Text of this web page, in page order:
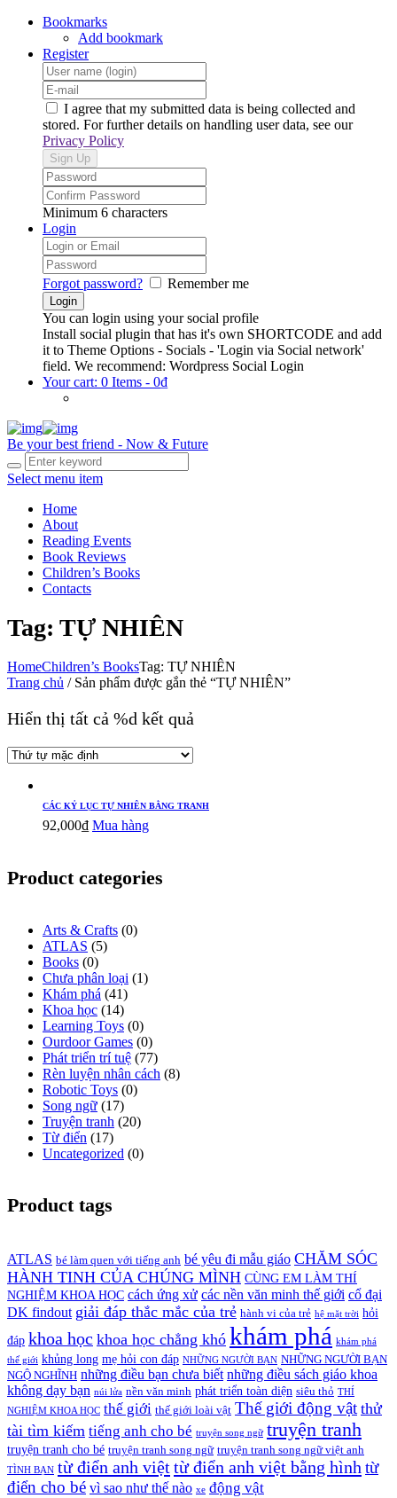
Bookmarks
Add bookmark
Register
I agree that my submitted data is being collected and
stored. For further details on handling user data, see our
Privacy Policy
Minimum 6 characters
Login
Forgot password? Remember me
You can login using your social profile
Install social plugin that has it's own SHORTCODE and add
it to Theme Options - Socials - 'Login via Social network'
field. We recommend: Wordpress Social Login
Your cart: 0 Items - 0₫
Be your best friend - Now & Future
Select menu item
Home
About
Reading Events
Book Reviews
Children’s Books
Contacts
Tag: TỰ NHIÊN
HomeChildren’s BooksTag: TỰ NHIÊN
Trang chủ / Sản phẩm được gắn thẻ “TỰ NHIÊN”
Hiển thị tất cả %d kết quả
CÁC KỶ LỤC TỰ NHIÊN BẰNG TRANH
92,000₫ Mua hàng
Product categories
Arts & Crafts (0)
ATLAS (5)
Books (0)
Chưa phân loại (1)
Khám phá (41)
Khoa học (14)
Learning Toys (0)
Ourdoor Games (0)
Phát triển trí tuệ (77)
Rèn luyện nhân cách (8)
Robotic Toys (0)
Song ngữ (17)
Truyện tranh (20)
Từ điển (17)
Uncategorized (0)
Product tags
ATLAS bé làm quen với tiếng anh bé yêu đi mẫu giáo CHĂM SÓC
HÀNH TINH CỦA CHÚNG MÌNH CÙNG EM LÀM THÍ
NGHIỆM KHOA HỌC cách ứng xử các nền văn minh thế giới cổ đại
DK findout giải đáp thắc mắc của trẻ hành vi của trẻ hệ mặt trời hỏi
đáp khoa học khoa học chẳng khó khám phá khám phá
thế giới khủng long mẹ hỏi con đáp NHỮNG NGƯỜI BẠN NHỮNG NGƯỜI BẠN
NGỘ NGHĨNH những điều bạn chưa biết những điều sách giáo khoa
không dạy bạn núi lửa nền văn minh phát triển toàn diện siêu thỏ THÍ
NGHIỆM KHOA HỌC thế giới thế giới loài vật Thế giới động vật thử
tài tìm kiếm tiếng anh cho bé truyện song ngữ truyện tranh
truyện tranh cho bé truyện tranh song ngữ truyện tranh song ngữ việt anh
TÌNH BẠN từ điển anh việttừ điển anh việt bằng hình từ
điển cho bé vì sao như thế nào xe động vật